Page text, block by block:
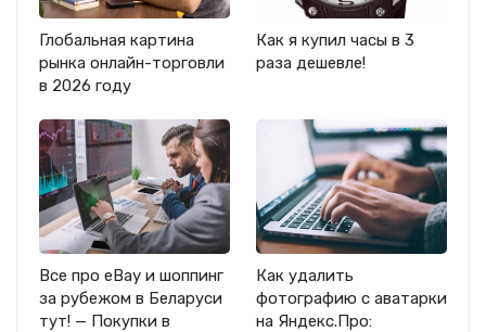
Глобальная картина
рынка онлайн-торговли
в 2026 году
Как я купил часы в 3
раза дешевле!
Все про eBay и шоппинг
за рубежом в Беларуси
тут! — Покупки в
Как удалить
фотографию с аватарки
на Яндекс.Про: